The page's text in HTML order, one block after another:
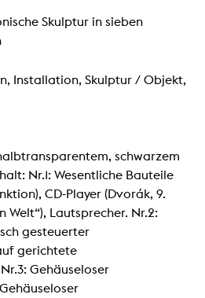
Skulptur in sieben
Installation, Skulptur / Objekt,
schwarzem
Nr.1: Wesentliche Bauteile
CD-Player (Dvorák, 9.
Welt“), Lautsprecher. Nr.2:
gesteuerter
gerichtete
Gehäuseloser